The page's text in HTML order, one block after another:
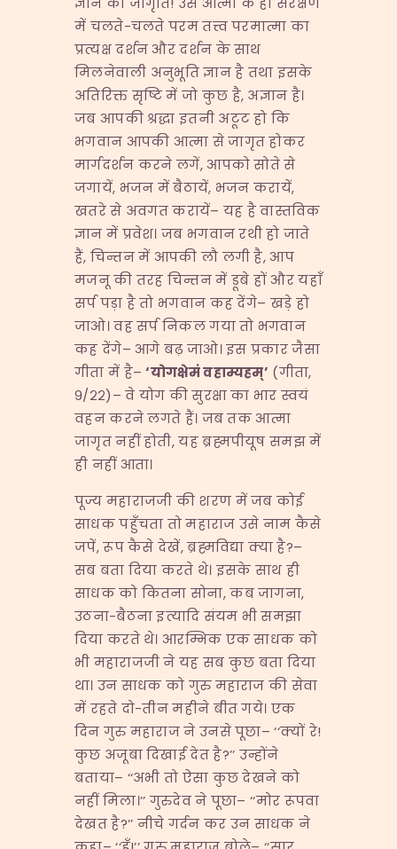
में चलते-चलते परम तत्त्व परमात्मा का
प्रत्यक्ष दर्शन और दर्शन के साथ
मिलनेवाली अनुभूति ज्ञान है तथा इसके
अतिरिक्त सृष्टि में जो कुछ है, अज्ञान है।
जब आपकी श्रद्धा इतनी अटूट हो कि
भगवान आपकी आत्मा से जागृत होकर
मार्गदर्शन करने लगें, आपको सोते से
जगायें, भजन में बैठायें, भजन करायें,
खतरे से अवगत करायें– यह है वास्तविक
ज्ञान में प्रवेश। जब भगवान रथी हो जाते
हैं, चिन्तन में आपकी लौ लगी है, आप
मजनू की तरह चिन्तन में डूबे हों और यहाँ
सर्प पड़ा है तो भगवान कह देंगे– खड़े हो
जाओ। वह सर्प निकल गया तो भगवान
कह देंगे– आगे बढ़ जाओ। इस प्रकार जैसा
गीता में है–‘योगक्षेमं वहाम्यहम्’ (गीता,
९/२२)– वे योग की सुरक्षा का भार स्वयं
वहन करने लगते हैं। जब तक आत्मा
जागृत नहीं होती, यह ब्रह्मपीयूष समझ में
ही नहीं आता।
पूज्य महाराजजी की शरण में जब कोई
साधक पहुँचता तो महाराज उसे नाम कैसे
जपें, रूप कैसे देखें, ब्रह्मविद्या क्या है?–
सब बता दिया करते थे। इसके साथ ही
साधक को कितना सोना, कब जागना,
उठना-बैठना इत्यादि संयम भी समझा
दिया करते थे। आरम्भिक एक साधक को
भी महाराजजी ने यह सब कुछ बता दिया
था। उन साधक को गुरु महाराज की सेवा
में रहते दो-तीन महीने बीत गये। एक
दिन गुरु महाराज ने उनसे पूछा– ‘‘क्यों रे!
कुछ अजूबा दिखाई देत है?’’ उन्होंने
बताया– ‘‘अभी तो ऐसा कुछ देखने को
नहीं मिला।’’ गुरुदेव ने पूछा– ‘‘मोर रूपवा
देखत है?’’ नीचे गर्दन कर उन साधक ने